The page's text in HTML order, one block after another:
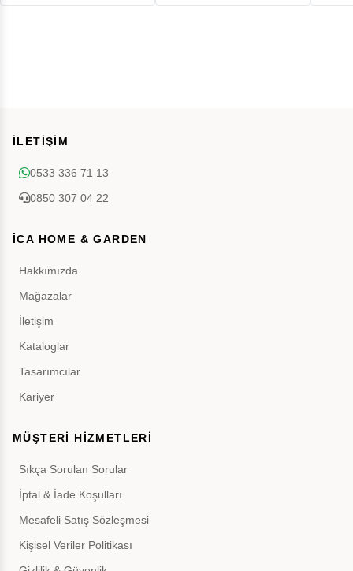
İLETİŞİM
0533 336 71 13
0850 307 04 22
İCA HOME & GARDEN
Hakkımızda
Mağazalar
İletişim
Kataloglar
Tasarımcılar
Kariyer
MÜŞTERİ HİZMETLERİ
Sıkça Sorulan Sorular
İptal & İade Koşulları
Mesafeli Satış Sözleşmesi
Kişisel Veriler Politikası